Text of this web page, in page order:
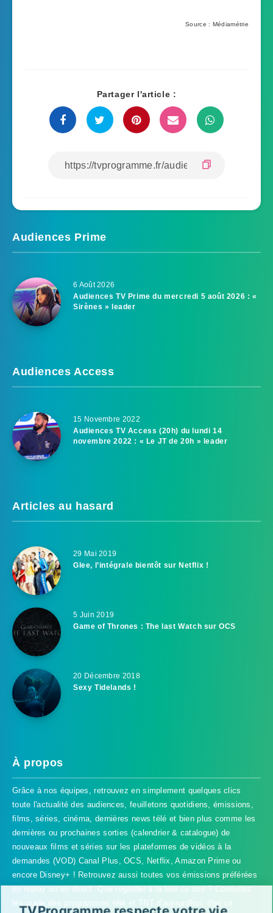
Source : Médiamétrie
Partager l'article :
Audiences Prime
6 Août 2026
Audiences TV Prime du mercredi 5 août 2026 : «
Sirènes » leader
Audiences Access
15 Novembre 2022
Audiences TV Access (20h) du lundi 14
novembre 2022 : « Le JT de 20h » leader
Articles au hasard
29 Mai 2019
Glee, l’intégrale bientôt sur Netflix !
5 Juin 2019
Game of Thrones : The last Watch sur OCS
20 Décembre 2018
Sexy Tidelands !
À propos
Grâce à nos équipes, retrouvez en simplement quelques clics
toute l'actualité des audiences, feuilletons quotidiens, émissions,
films, séries, cinéma, dernières news télé et bien plus comme les
dernières ou prochaines sorties (calendrier & catalogue) de
nouveaux films et séries sur les plateformes de vidéos à la
demandes (VOD) Canal Plus, OCS, Netflix, Amazon Prime ou
encore Disney+ ! Retrouvez aussi toutes vos émissions préférées
en replay ou en direct. Que regarder à la télé ce soir ? Consultez
les guide des programmes télé et TNT d'aujourd'hui, d'en ce